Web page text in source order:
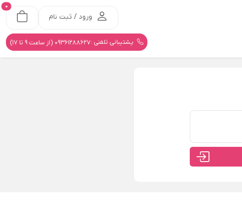
ورود / ثبت نام
0
پشتیبانی تلفنی :09361288627 (از ساعت 9 تا 17)